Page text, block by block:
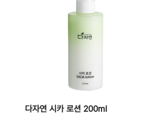
다자연 시카 로션 200ml